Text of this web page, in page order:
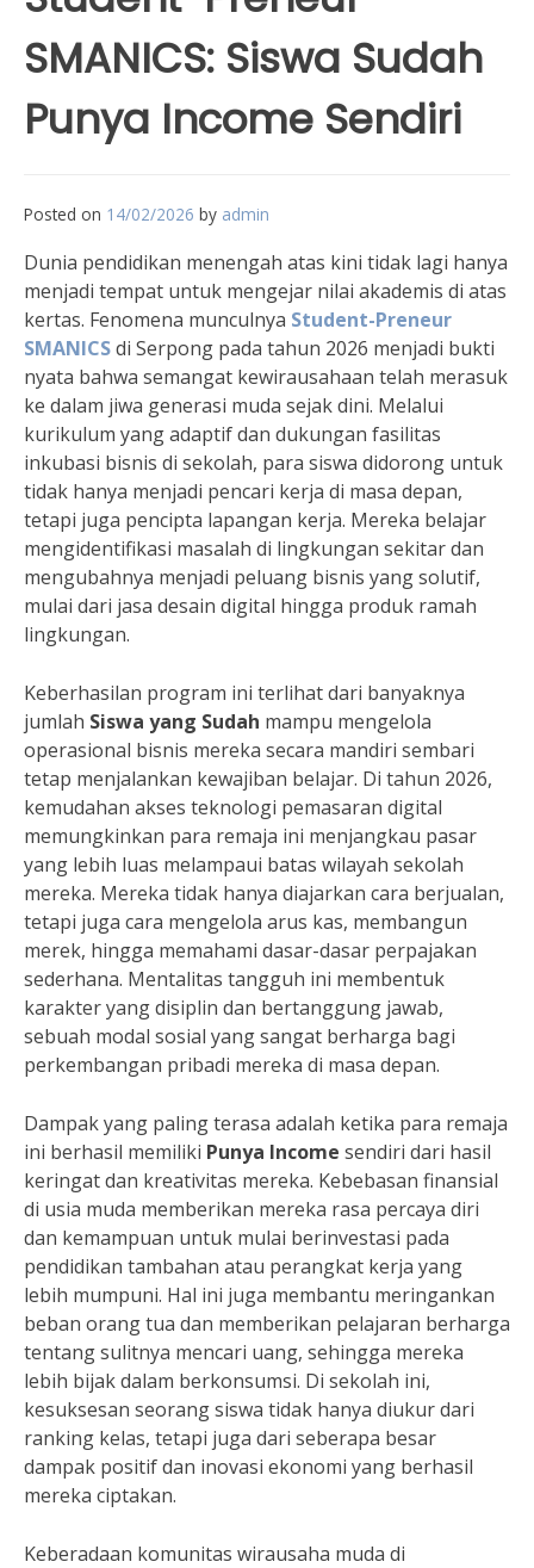
SMANICS: Siswa Sudah
Punya Income Sendiri
Posted on 14/02/2026 by admin
Dunia pendidikan menengah atas kini tidak lagi hanya
menjadi tempat untuk mengejar nilai akademis di atas
kertas. Fenomena munculnya Student-Preneur
SMANICSdi Serpong pada tahun 2026 menjadi bukti
nyata bahwa semangat kewirausahaan telah merasuk
ke dalam jiwa generasi muda sejak dini. Melalui
kurikulum yang adaptif dan dukungan fasilitas
inkubasi bisnis di sekolah, para siswa didorong untuk
tidak hanya menjadi pencari kerja di masa depan,
tetapi juga pencipta lapangan kerja. Mereka belajar
mengidentifikasi masalah di lingkungan sekitar dan
mengubahnya menjadi peluang bisnis yang solutif,
mulai dari jasa desain digital hingga produk ramah
lingkungan.
Keberhasilan program ini terlihat dari banyaknya
jumlah Siswa yang Sudah mampu mengelola
operasional bisnis mereka secara mandiri sembari
tetap menjalankan kewajiban belajar. Di tahun 2026,
kemudahan akses teknologi pemasaran digital
memungkinkan para remaja ini menjangkau pasar
yang lebih luas melampaui batas wilayah sekolah
mereka. Mereka tidak hanya diajarkan cara berjualan,
tetapi juga cara mengelola arus kas, membangun
merek, hingga memahami dasar-dasar perpajakan
sederhana. Mentalitas tangguh ini membentuk
karakter yang disiplin dan bertanggung jawab,
sebuah modal sosial yang sangat berharga bagi
perkembangan pribadi mereka di masa depan.
Dampak yang paling terasa adalah ketika para remaja
ini berhasil memiliki Punya Income sendiri dari hasil
keringat dan kreativitas mereka. Kebebasan finansial
di usia muda memberikan mereka rasa percaya diri
dan kemampuan untuk mulai berinvestasi pada
pendidikan tambahan atau perangkat kerja yang
lebih mumpuni. Hal ini juga membantu meringankan
beban orang tua dan memberikan pelajaran berharga
tentang sulitnya mencari uang, sehingga mereka
lebih bijak dalam berkonsumsi. Di sekolah ini,
kesuksesan seorang siswa tidak hanya diukur dari
ranking kelas, tetapi juga dari seberapa besar
dampak positif dan inovasi ekonomi yang berhasil
mereka ciptakan.
Keberadaan komunitas wirausaha muda di